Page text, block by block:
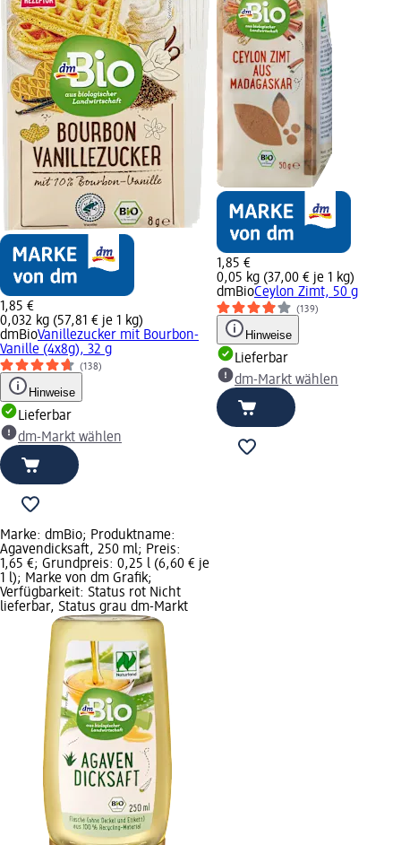
1,85 €
0,032 kg (57,81 € je 1 kg)
dmBioVanillezucker mit Bourbon-
Vanille (4x8g), 32 g
(138)
Hinweise
Lieferbar
dm-Markt wählen
1,85 €
0,05 kg (37,00 € je 1 kg)
dmBioCeylon Zimt, 50 g
(139)
Hinweise
Lieferbar
dm-Markt wählen
Marke: dmBio; Produktname:
Agavendicksaft, 250 ml; Preis:
1,65 €; Grundpreis: 0,25 l (6,60 € je
1 l); Marke von dm Grafik;
Verfügbarkeit: Status rot Nicht
lieferbar, Status grau dm-Markt